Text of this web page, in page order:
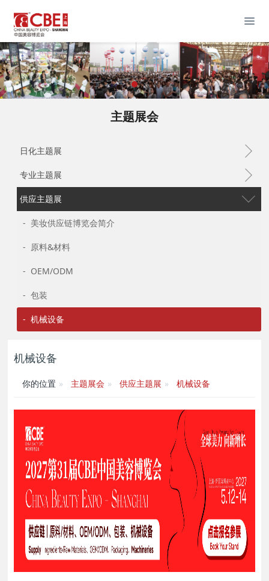
主题展会
日化主题展
专业主题展
供应主题展
- 美妆供应链博览会简介
- 原料&材料
- OEM/ODM
- 包装
- 机械设备
机械设备
你的位置 主题展会 供应主题展 机械设备